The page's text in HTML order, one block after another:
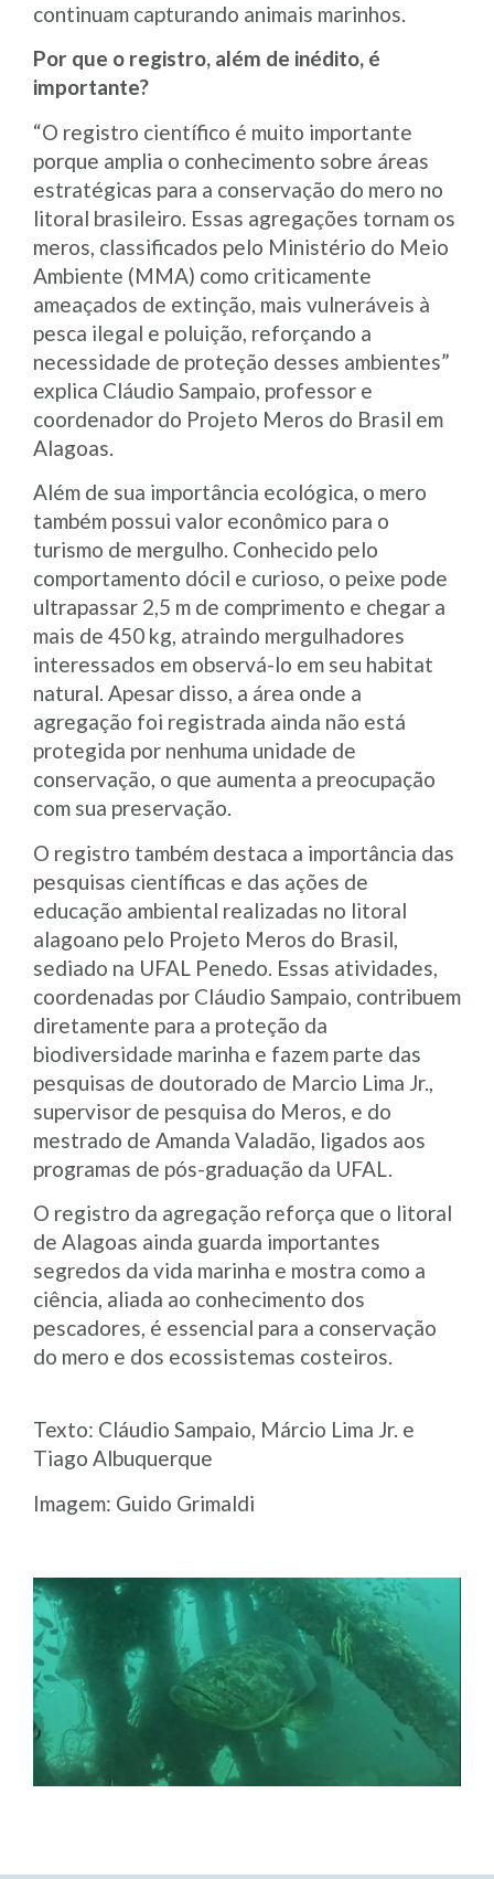
continuam capturando animais marinhos.
Por que o registro, além de inédito, é
importante?
“O registro científico é muito importante
porque amplia o conhecimento sobre áreas
estratégicas para a conservação do mero no
litoral brasileiro. Essas agregações tornam os
meros, classificados pelo Ministério do Meio
Ambiente (MMA) como criticamente
ameaçados de extinção, mais vulneráveis à
pesca ilegal e poluição, reforçando a
necessidade de proteção desses ambientes”
explica Cláudio Sampaio, professor e
coordenador do Projeto Meros do Brasil em
Alagoas.
Além de sua importância ecológica, o mero
também possui valor econômico para o
turismo de mergulho. Conhecido pelo
comportamento dócil e curioso, o peixe pode
ultrapassar 2,5 m de comprimento e chegar a
mais de 450 kg, atraindo mergulhadores
interessados em observá-lo em seu habitat
natural. Apesar disso, a área onde a
agregação foi registrada ainda não está
protegida por nenhuma unidade de
conservação, o que aumenta a preocupação
com sua preservação.
O registro também destaca a importância das
pesquisas científicas e das ações de
educação ambiental realizadas no litoral
alagoano pelo Projeto Meros do Brasil,
sediado na UFAL Penedo. Essas atividades,
coordenadas por Cláudio Sampaio, contribuem
diretamente para a proteção da
biodiversidade marinha e fazem parte das
pesquisas de doutorado de Marcio Lima Jr.,
supervisor de pesquisa do Meros, e do
mestrado de Amanda Valadão, ligados aos
programas de pós-graduação da UFAL.
O registro da agregação reforça que o litoral
de Alagoas ainda guarda importantes
segredos da vida marinha e mostra como a
ciência, aliada ao conhecimento dos
pescadores, é essencial para a conservação
do mero e dos ecossistemas costeiros.
Texto: Cláudio Sampaio, Márcio Lima Jr. e
Tiago Albuquerque
Imagem: Guido Grimaldi